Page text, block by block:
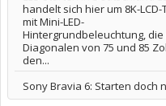
handelt sich hier um 8K-LCD-
mit Mini-LED-
Hintergrundbeleuchtung, die
Diagonalen von 75 und 85
den...
Sony Bravia 6: Starten doch